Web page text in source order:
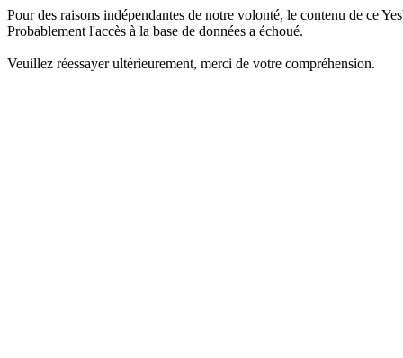
Pour des raisons indépendantes de notre volonté, le contenu de ce
Probablement l'accès à la base de données a échoué.
Veuillez réessayer ultérieurement, merci de votre compréhension.